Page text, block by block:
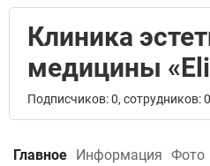
Клиника
медицины
Подписчиков: 0, сотрудников:
Главное Информация Фото